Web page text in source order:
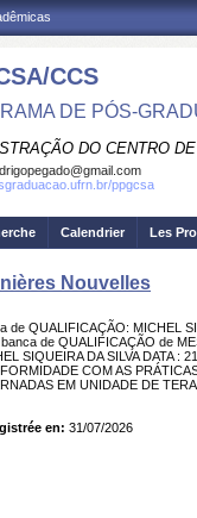
CCS
DE PÓS-
DO CENTRO
ppgcsa
Calendrier Les
Nouvelles
de QUALIFICAÇÃO: MICHEL
de QUALIFICAÇÃO de
SIQUEIRA DA SILVA DATA :
COM AS
EM UNIDADE DE
en: 31/07/2026